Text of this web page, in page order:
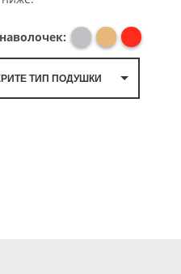
ТИП ПОДУШКИ